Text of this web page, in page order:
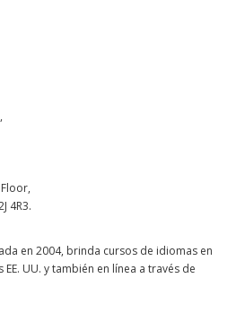
4R3.
en 2004, brinda cursos de idiomas en
UU. y también en línea a través de